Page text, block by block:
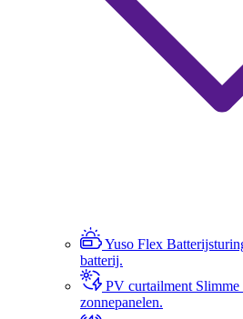
Yuso Flex
batterij.
PV curtailment
zonnepanelen.